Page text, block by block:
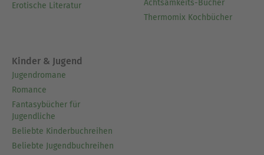
Erotische Literatur
Achtsamkeits-Bücher
Thermomix Kochbücher
Kinder & Jugend
Jugendromane
Romance
Fantasybücher für
Jugendliche
Beliebte Kinderbuchreihen
Beliebte Jugendbuchreihen